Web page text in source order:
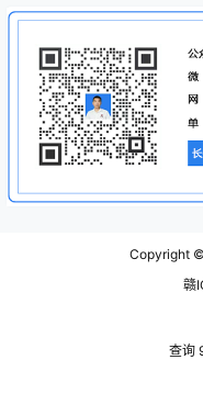
Copyright
赣
查询